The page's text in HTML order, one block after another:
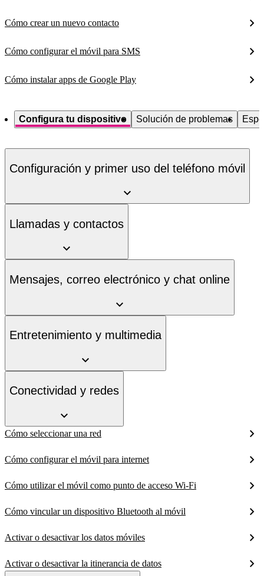
Cómo crear un nuevo contacto
Cómo configurar el móvil para SMS
Cómo instalar apps de Google Play
Configura tu dispositivo Solución de problemas
Configuración y primer uso del teléfono móvil
Llamadas y contactos
Mensajes, correo electrónico y chat online
Entretenimiento y multimedia
Conectividad y redes
Cómo seleccionar una red
Cómo configurar el móvil para internet
Cómo utilizar el móvil como punto de acceso Wi-Fi
Cómo vincular un dispositivo Bluetooth al móvil
Activar o desactivar los datos móviles
Activar o desactivar la itinerancia de datos